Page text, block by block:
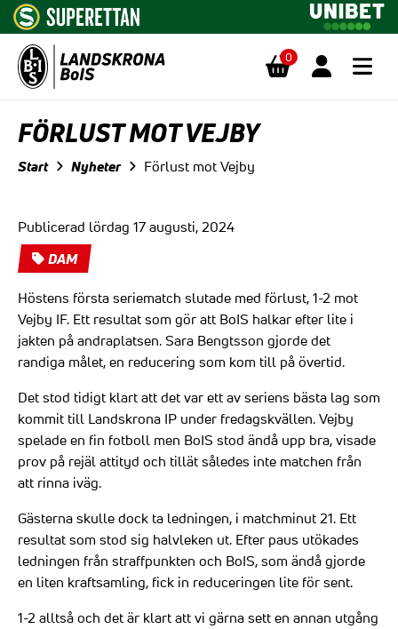
0
FÖRLUST MOT VEJBY
Start Nyheter Förlust mot Vejby
Publicerad lördag 17 augusti, 2024
DAM
Höstens första seriematch slutade med förlust, 1-2 mot
Vejby IF. Ett resultat som gör att BoIS halkar efter lite i
jakten på andraplatsen. Sara Bengtsson gjorde det
randiga målet, en reducering som kom till på övertid.
Det stod tidigt klart att det var ett av seriens bästa lag som
kommit till Landskrona IP under fredagskvällen. Vejby
spelade en fin fotboll men BoIS stod ändå upp bra, visade
prov på rejäl attityd och tillät således inte matchen från
att rinna iväg.
Gästerna skulle dock ta ledningen, i matchminut 21. Ett
resultat som stod sig halvleken ut. Efter paus utökades
ledningen från straffpunkten och BoIS, som ändå gjorde
en liten kraftsamling, fick in reduceringen lite för sent.
1-2 alltså och det är klart att vi gärna sett en annan utgång